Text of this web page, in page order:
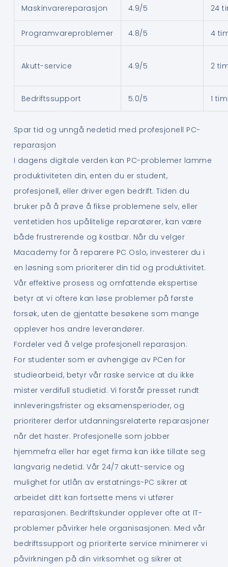
Maskinvarereparasjon 4.9/5 24
Programvareproblemer 4.8/5 4
Akutt-service 4.9/5 2
Bedriftssupport 5.0/5 1
Spar tid og unngå nedetid med profesjonell PC-
reparasjon
I dagens digitale verden kan PC-problemer lamme
produktiviteten din, enten du er student,
profesjonell, eller driver egen bedrift. Tiden du
bruker på å prøve å fikse problemene selv, eller
ventetiden hos upålitelige reparatører, kan være
både frustrerende og kostbar. Når du velger
Macademy for å reparere PC Oslo, investerer du i
en løsning som prioriterer din tid og produktivitet.
Vår effektive prosess og omfattende ekspertise
betyr at vi oftere kan løse problemer på første
forsøk, uten de gjentatte besøkene som mange
opplever hos andre leverandører.
Fordeler ved å velge profesjonell reparasjon:
For studenter som er avhengige av PCen for
studiearbeid, betyr vår raske service at du ikke
mister verdifull studietid. Vi forstår presset rundt
innleveringsfrister og eksamensperioder, og
prioriterer derfor utdanningsrelaterte reparasjoner
når det haster. Profesjonelle som jobber
hjemmefra eller har eget firma kan ikke tillate seg
langvarig nedetid. Vår 24/7 akutt-service og
mulighet for utlån av erstatnings-PC sikrer at
arbeidet ditt kan fortsette mens vi utfører
reparasjonen. Bedriftskunder opplever ofte at IT-
problemer påvirker hele organisasjonen. Med vår
bedriftssupport og prioriterte service minimerer vi
påvirkningen på din virksomhet og sikrer at